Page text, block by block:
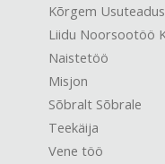
Kõrgem
Liidu Noorsootöö
Naistetöö
Misjon
Sõbralt Sõbrale
Teekäija
Vene töö